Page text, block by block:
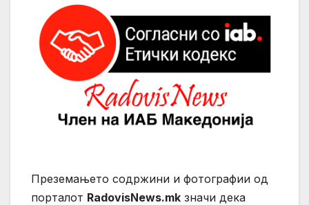
Преземањето содржини и фотографии од
порталот RadovisNews.mk значи дека